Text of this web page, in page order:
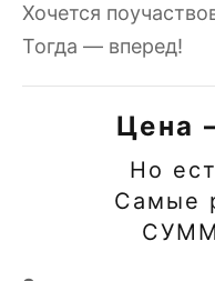
Хочется
Тогда — вперед!
Цена
Но
Самые